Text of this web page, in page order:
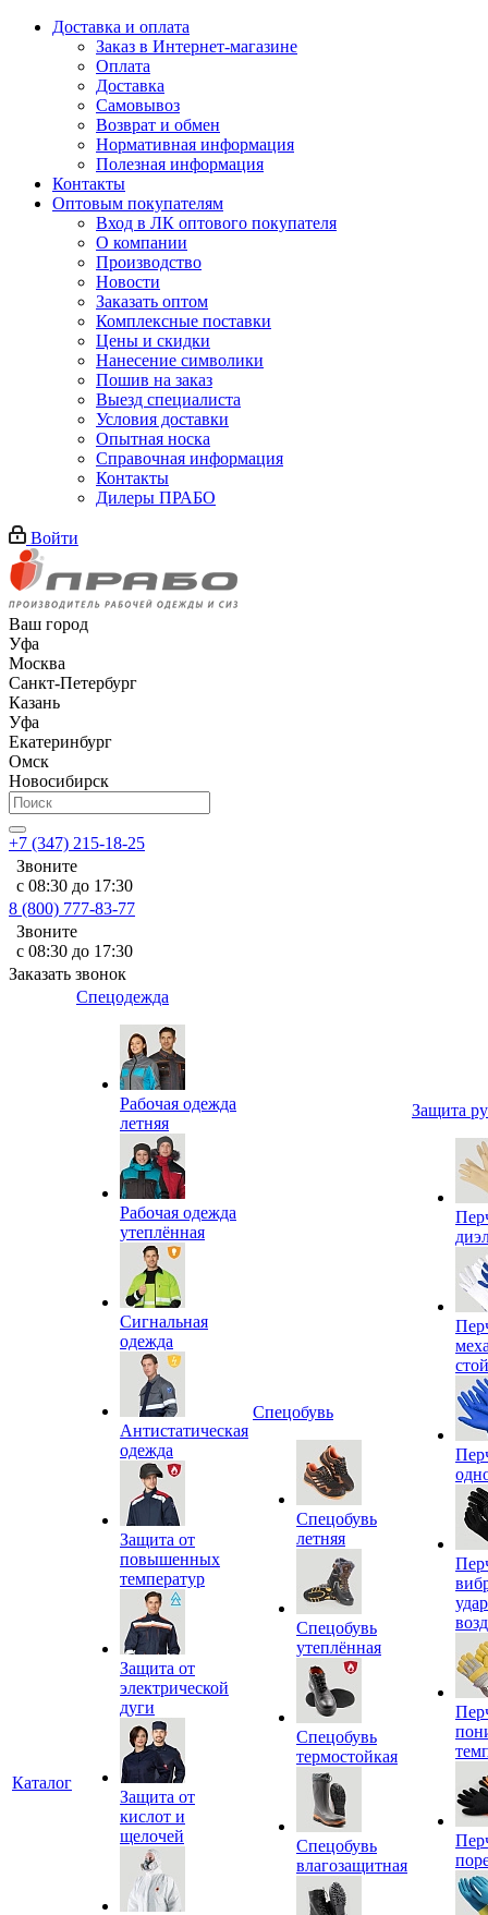
Доставка и оплата
Заказ в Интернет-магазине
Оплата
Доставка
Самовывоз
Возврат и обмен
Нормативная информация
Полезная информация
Контакты
Оптовым покупателям
Вход в ЛК оптового покупателя
О компании
Производство
Новости
Заказать оптом
Комплексные поставки
Цены и скидки
Нанесение символики
Пошив на заказ
Выезд специалиста
Условия доставки
Опытная носка
Справочная информация
Контакты
Дилеры ПРАБО
Войти
Ваш город
Уфа
Москва
Санкт-Петербург
Казань
Уфа
Екатеринбург
Омск
Новосибирск
+7 (347) 215-18-25
Звоните
с 08:30 до 17:30
8 (800) 777-83-77
Звоните
с 08:30 до 17:30
Заказать звонок
Каталог
Спецодежда
Рабочая одежда
летняя
Рабочая одежда
утеплённая
Сигнальная
одежда
Антистатическая
одежда
Защита от
повышенных
температур
Защита от
электрической
дуги
Защита от
кислот и
щелочей
Спецобувь
Спецобувь
летняя
Спецобувь
утеплённая
Спецобувь
термостойкая
Спецобувь
влагозащитная
Защита